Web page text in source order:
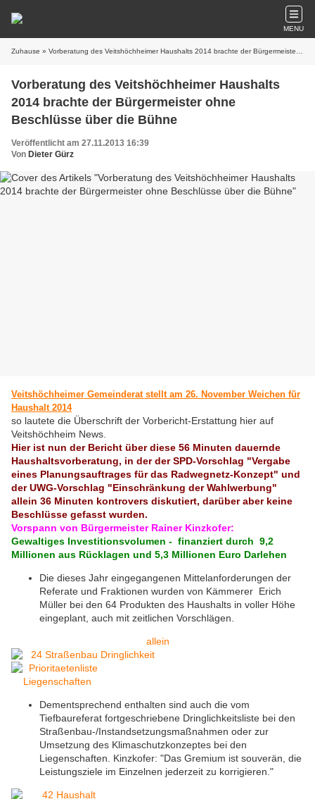
MENU
Zuhause » Vorberatung des Veitshöchheimer Haushalts 2014 brachte der Bürgermeister ohne Beschlüsse über die Bühne
Vorberatung des Veitshöchheimer Haushalts
2014 brachte der Bürgermeister ohne
Beschlüsse über die Bühne
Veröffentlicht am 27.11.2013 16:39
Von Dieter Gürz
Veitshöchheimer Gemeinderat stellt am 26. November Weichen für
Haushalt 2014
so lautete die Überschrift der Vorbericht-Erstattung hier auf
Veitshöchheim News.
Hier ist nun der Bericht über diese 56 Minuten dauernde
Haushaltsvorberatung, in der der SPD-Vorschlag "Vergabe
eines Planungsauftrages für das Radwegnetz-Konzept" und
der UWG-Vorschlag "Einschränkung der Wahlwerbung"
allein 36 Minuten kontrovers diskutiert, darüber aber keine
Beschlüsse gefasst wurden.
Vorspann von Bürgermeister Rainer Kinzkofer:
Gewaltiges Investitionsvolumen - finanziert durch 9,2
Millionen aus Rücklagen und 5,3 Millionen Euro Darlehen
Die dieses Jahr eingegangenen Mittelanforderungen der
Referate und Fraktionen wurden von Kämmerer Erich
Müller bei den 64 Produkten des Haushalts in voller Höhe
eingeplant, auch mit zeitlichen Vorschlägen.
allein
Dementsprechend enthalten sind auch die vom
Tiefbaureferat fortgeschriebene Dringlichkeitsliste bei den
Straßenbau-/Instandsetzungsmaßnahmen oder zur
Umsetzung des Klimaschutzkonzeptes bei den
Liegenschaften. Kinzkofer: "Das Gremium ist souverän, die
Leistungsziele im Einzelnen jederzeit zu korrigieren."